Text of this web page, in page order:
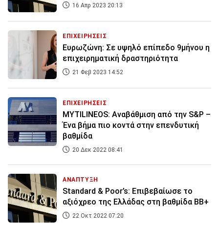
16 Απρ 2023 20:13
ΕΠΙΧΕΙΡΗΣΕΙΣ
Eυρωζώνη: Σε υψηλό επίπεδο 9μήνου η
επιχειρηματική δραστηριότητα
21 Φεβ 2023 14:52
ΕΠΙΧΕΙΡΗΣΕΙΣ
MYTILINEOS: Αναβάθμιση από την S&P –
Ένα βήμα πιο κοντά στην επενδυτική
βαθμίδα
20 Δεκ 2022 08:41
ΑΝΑΠΤΥΞΗ
Standard & Poor’s: Επιβεβαίωσε το
αξιόχρεο της Ελλάδας στη βαθμίδα BB+
22 Οκτ 2022 07:20